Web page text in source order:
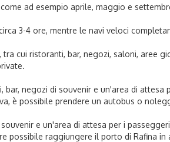
ad esempio aprile, maggio e
3-4 ore, mentre le navi veloci
cui ristoranti, bar, negozi, saloni, aree
negozi di souvenir e un'area di
è possibile prendere un autobus o
e un'area di attesa per i
possibile raggiungere il porto di Rafina